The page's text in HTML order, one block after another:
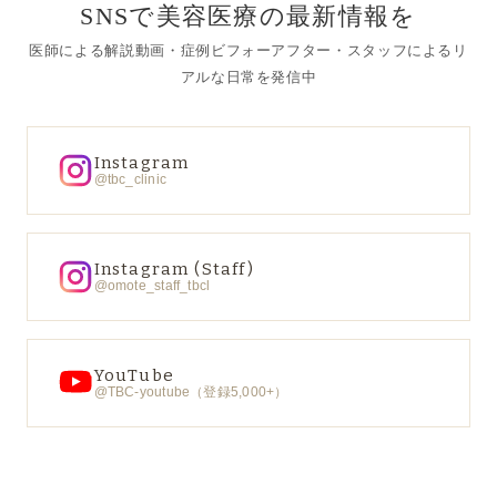
SNSで美容医療の最新情報を
医師による解説動画・症例ビフォーアフター・スタッフによるリ
アルな日常を発信中
Instagram
@tbc_clinic
Instagram (Staff)
@omote_staff_tbcl
YouTube
@TBC-youtube（登録5,000+）